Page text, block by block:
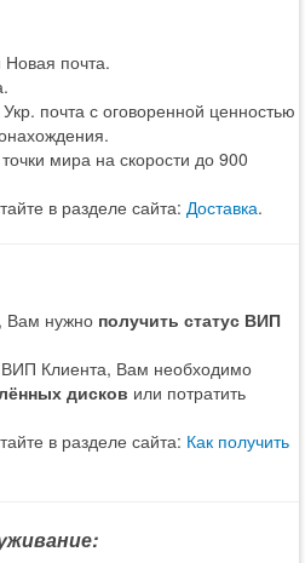
почта.
Укр. почта с оговоренной ценностью
мира на скорости до 900
в разделе сайта: Доставка.
Вам нужно получить статус ВИП
ВИП Клиента, Вам необходимо
дисков или потратить
в разделе сайта: Как получить